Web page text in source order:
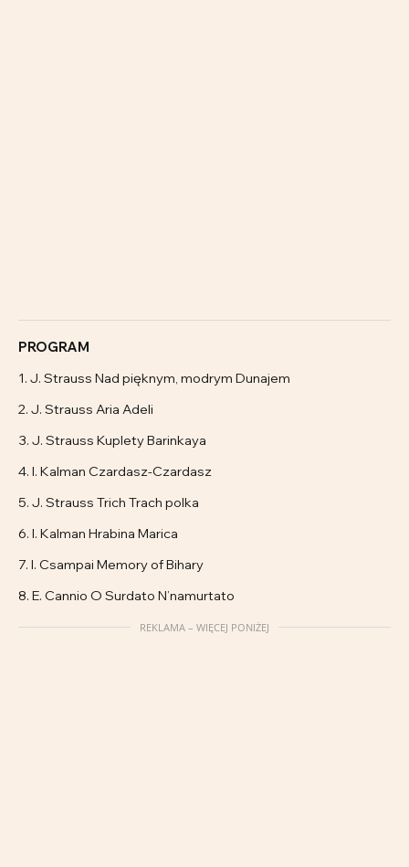
PROGRAM
1. J. Strauss Nad pięknym, modrym Dunajem
2. J. Strauss Aria Adeli
3. J. Strauss Kuplety Barinkaya
4. I. Kalman Czardasz-Czardasz
5. J. Strauss Trich Trach polka
6. I. Kalman Hrabina Marica
7. I. Csampai Memory of Bihary
8. E. Cannio O Surdato N’namurtato
REKLAMA – WIĘCEJ PONIŻEJ